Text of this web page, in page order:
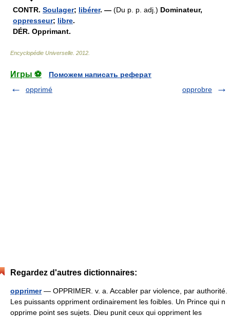
CONTR. Soulager; libérer. — (Du p. p. adj.) Dominateur,
oppresseur; libre.
DÉR. Opprimant.
Encyclopédie Universelle 2012
Игры ⚽
Поможем написать реферат
opprimé
opprobre
Regardez d'autres dictionnaires:
opprimer— OPPRIMER. v. a. Accabler par violence, par authorité.
Les puissants oppriment ordinairement les foibles. Un Prince qui n
opprime point ses sujets. Dieu punit ceux qui oppriment les